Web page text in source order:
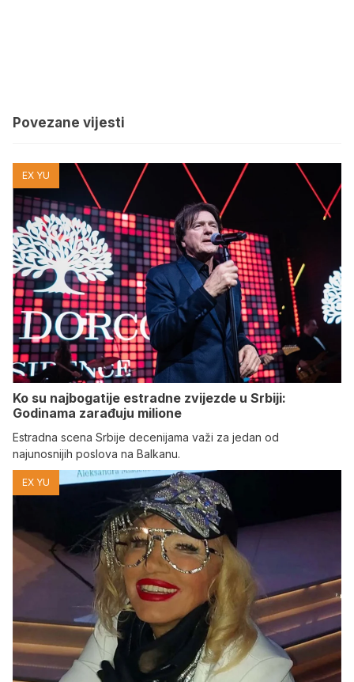
Povezane vijesti
EX YU
Ko su najbogatije estradne zvijezde u Srbiji:
Godinama zarađuju milione
Estradna scena Srbije decenijama važi za jedan od
najunosnijih poslova na Balkanu.
EX YU